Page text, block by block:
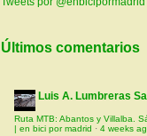
Últimos comentarios
Luis A. Lumbreras
Ruta MTB: Abantos y Villalba.
| en bici por madrid · 4 weeks